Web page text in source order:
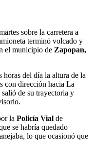
sobre la carretera a
terminó volcado y
el municipio de Zapopan,
horas del día la altura de la
con dirección hacia La
de su trayectoria y
la Policía Vial de
se habría quedado
lo que ocasionó que